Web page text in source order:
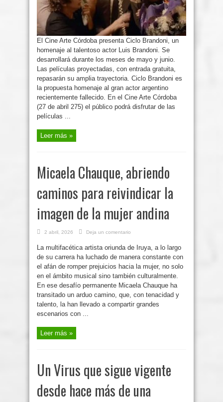
El Cine Arte Córdoba presenta Ciclo Brandoni, un
homenaje al talentoso actor Luis Brandoni. Se
desarrollará durante los meses de mayo y junio.
Las películas proyectadas, con entrada gratuita,
repasarán su amplia trayectoria. Ciclo Brandoni es
la propuesta homenaje al gran actor argentino
recientemente fallecido. En el Cine Arte Córdoba
(27 de abril 275) el público podrá disfrutar de las
películas ...
Leer más »
Micaela Chauque, abriendo
caminos para reivindicar la
imagen de la mujer andina
2 abril, 2026 Deja un comentario
La multifacética artista oriunda de Iruya, a lo largo
de su carrera ha luchado de manera constante con
el afán de romper prejuicios hacia la mujer, no solo
en el ámbito musical sino también culturalmente.
En ese desafío permanente Micaela Chauque ha
transitado un arduo camino, que, con tenacidad y
talento, la han llevado a compartir grandes
escenarios con ...
Leer más »
Un Virus que sigue vigente
desde hace más de una